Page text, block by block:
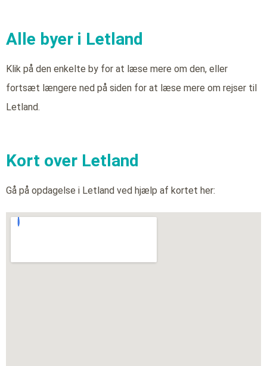
Alle byer i Letland
Klik på den enkelte by for at læse mere om den, eller
fortsæt længere ned på siden for at læse mere om rejser til
Letland.
Kort over Letland
Gå på opdagelse i Letland ved hjælp af kortet her: